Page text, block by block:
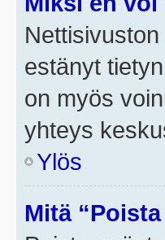
estänyt
on myös
yhteys
Ylös
Mitä